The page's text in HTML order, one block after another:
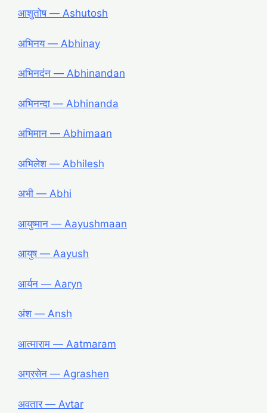
आशुतोष ― Ashutosh
अभिनय ― Abhinay
अभिनदंन ― Abhinandan
अभिनन्दा ― Abhinanda
अभिमान ― Abhimaan
अभिलेश ― Abhilesh
अभी ― Abhi
आयुष्मान ― Aayushmaan
आयुष ― Aayush
आर्यन ― Aaryn
अंश ― Ansh
आत्माराम ― Aatmaram
अग्रसेन ― Agrashen
अवतार ― Avtar